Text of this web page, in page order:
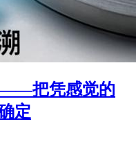
把凭感觉的
定